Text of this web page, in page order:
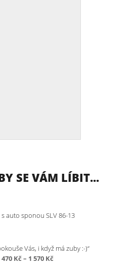
SE VÁM LÍBIT...
Vás, i když má zuby :-)“
470 Kč– 1 570 KčRozpětí